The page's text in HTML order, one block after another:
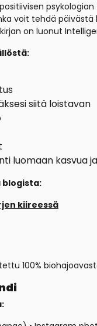
voit tehdä
on luonut
siitä loistavan
luomaan kasvua
blogista:
kiireessä
100%